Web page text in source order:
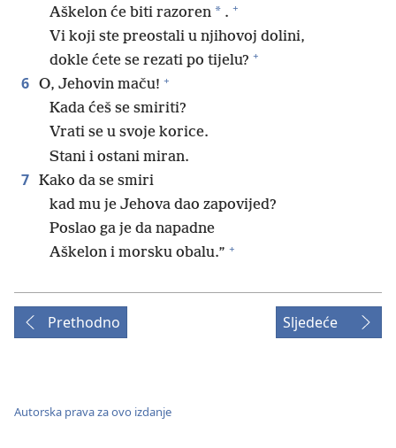
Aškelon će biti razoren * . +
Vi koji ste preostali u njihovoj dolini,
dokle ćete se rezati po tijelu? +
6 O, Jehovin maču! +
Kada ćeš se smiriti?
Vrati se u svoje korice.
Stani i ostani miran.
7 Kako da se smiri
kad mu je Jehova dao zapovijed?
Poslao ga je da napadne
Aškelon i morsku obalu.” +
Prethodno Sljedeće
Autorska prava za ovo izdanje